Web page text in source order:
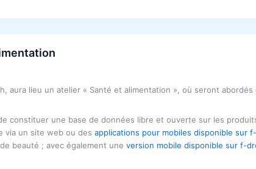
aura lieu un atelier « Santé et alimentation », où seront
constituer une base de données libre et ouverte sur les
via un site web ou des applications pour mobiles disponible sur
beauté ; avec également une version mobile disponible sur f-